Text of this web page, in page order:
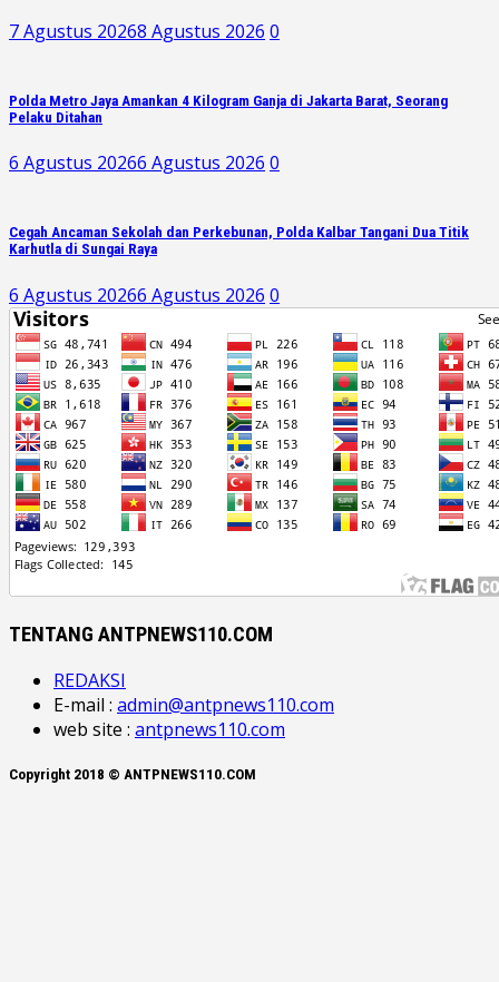
7 Agustus 20268 Agustus 2026 0
Polda Metro Jaya Amankan 4 Kilogram Ganja di Jakarta Barat, Seorang
Pelaku Ditahan
6 Agustus 20266 Agustus 2026 0
Cegah Ancaman Sekolah dan Perkebunan, Polda Kalbar Tangani Dua Titik
Karhutla di Sungai Raya
6 Agustus 20266 Agustus 2026 0
TENTANG ANTPNEWS110.COM
REDAKSI
E-mail : admin@antpnews110.com
web site : antpnews110.com
Copyright 2018 © ANTPNEWS110.COM